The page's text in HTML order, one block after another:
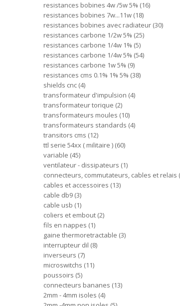
resistances bobines 4w /5w 5% 16
resistances bobines 7w...11w 18
resistances bobines avec radiateur 30
resistances carbone 1/2w 5% 25
resistances carbone 1/4w 1% 5
resistances carbone 1/4w 5% 54
resistances carbone 1w 5% 9
resistances cms 0.1% 1% 5% 38
shields cnc 4
transformateur d'impulsion 4
transformateur torique 2
transformateurs moules 10
transformateurs standards 4
transitors cms 12
ttl serie 54xx ( militaire ) 60
variable 45
ventilateur - dissipateurs 1
connecteurs, commutateurs, cables et relais
cables et accessoires 13
cable db9 3
cable usb 1
coliers et embout 2
fils en nappes 1
gaine thermoretractable 3
interrupteur dil 8
inverseurs 7
microswitchs 11
poussoirs 5
connecteurs bananes 13
2mm - 4mm isoles 4